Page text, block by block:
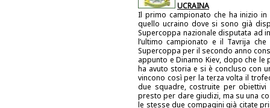
UCRAINA
Il primo campionato che ha inizio
quello ucraino dove si sono già
Supercoppa nazionale disputata ad
l’ultimo campionato e il Tavrija
Supercoppa per il secondo anno
appunto e Dinamo Kiev, dopo che
ha avuto storia e si è concluso con
vincono così per la terza volta il
due squadre, costruite per obiettivi
presto per dare giudizi, ma su una
le stesse due compagini già citate